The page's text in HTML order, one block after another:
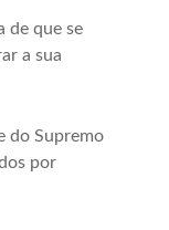
de que se
a sua
do Supremo
por